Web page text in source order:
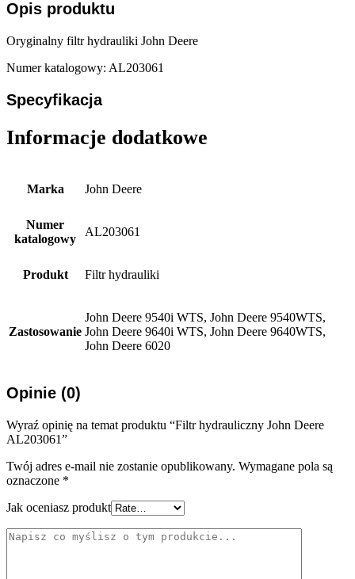
Opis produktu
Oryginalny filtr hydrauliki John Deere
Numer katalogowy: AL203061
Specyfikacja
Informacje dodatkowe
Marka John Deere
Numer
katalogowy
AL203061
Produkt Filtr hydrauliki
Zastosowanie
John Deere 9540i WTS, John Deere 9540WTS,
John Deere 9640i WTS, John Deere 9640WTS,
John Deere 6020
Opinie (0)
Wyraź opinię na temat produktu “Filtr hydrauliczny John Deere
AL203061”
Twój adres e-mail nie zostanie opublikowany. Wymagane pola są
oznaczone *
Jak oceniasz produkt